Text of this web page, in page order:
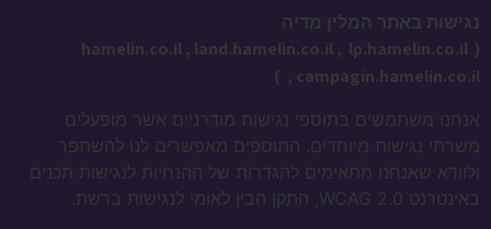
נגישות באתר המלין מדיה
( hamelin.co.il ,
land.hamelin.co.il , lp.hamelin.co.il
, campagin.hamelin.co.il
)
אנחנו משתמשים בתוספי נגישות מודרניים אשר מופעלים
משרתי נגישות מיוחדים. התוספים מאפשרים לנו להשתפר
ולוודא שאנחנו מתאימים להגדרות של ההנחיות לנגישות תכנים
באינטרנט WCAG 2.0, התקן הבין לאומי לנגישות ברשת.